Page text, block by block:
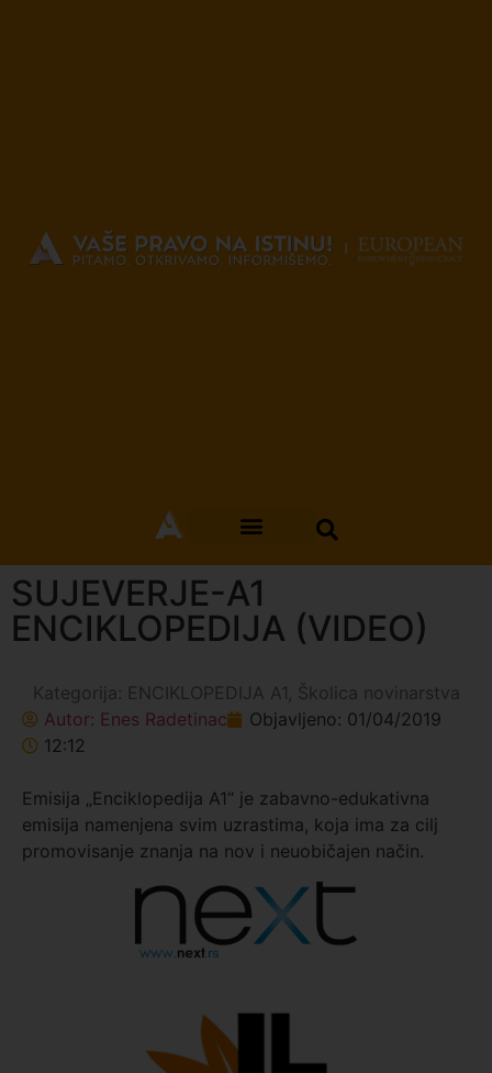
SUJEVERJE-A1
ENCIKLOPEDIJA (VIDEO)
Kategorija: ENCIKLOPEDIJA A1, Školica novinarstva
Autor: Enes Radetinac Objavljeno: 01/04/2019
12:12
Emisija „Enciklopedija A1“ je zabavno-edukativna
emisija namenjena svim uzrastima, koja ima za cilj
promovisanje znanja na nov i neuobičajen način.